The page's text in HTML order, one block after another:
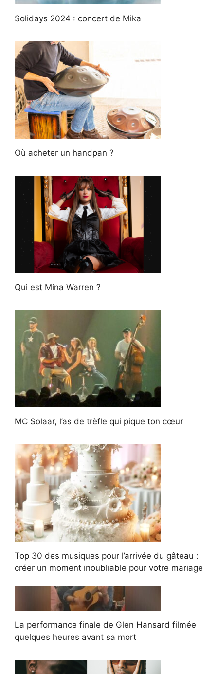
Solidays 2024 : concert de Mika
Où acheter un handpan ?
Qui est Mina Warren ?
MC Solaar, l’as de trèfle qui pique ton cœur
Top 30 des musiques pour l’arrivée du gâteau :
créer un moment inoubliable pour votre mariage
La performance finale de Glen Hansard filmée
quelques heures avant sa mort